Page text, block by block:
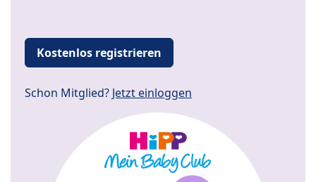
Kostenlos registrieren
Schon Mitglied? Jetzt einloggen